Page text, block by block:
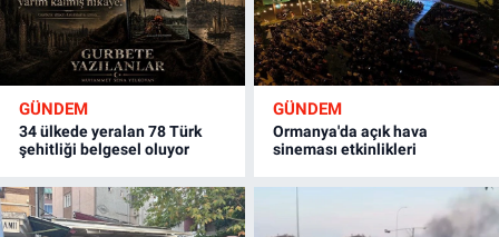
GÜNDEM
34 ülkede yeralan 78 Türk
şehitliği belgesel oluyor
GÜNDEM
Ormanya'da açık hava
sineması etkinlikleri